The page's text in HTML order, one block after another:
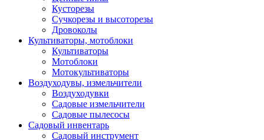
Кусторезы
Сучкорезы и высоторезы
Дровоколы
Культиваторы, мотоблоки
Культиваторы
Мотоблоки
Мотокультиваторы
Воздуходувы, измельчители
Воздуходувки
Садовые измельчители
Садовые пылесосы
Садовый инвентарь
Садовый инструмент